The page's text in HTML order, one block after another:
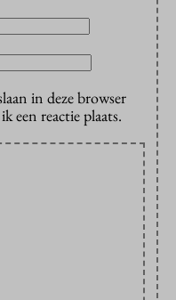
in deze browser
een reactie plaats.